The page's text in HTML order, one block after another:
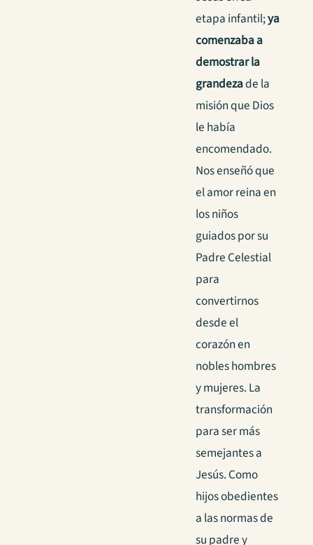
etapa infantil;ya
comenzaba a
demostrar la
grandezade la
misión que Dios
le había
encomendado.
Nos enseñó que
el amor reina en
los niños
guiados por su
Padre Celestial
para
convertirnos
desde el
corazón en
nobles hombres
y mujeres. La
transformación
para ser más
semejantes a
Jesús. Como
hijos obedientes
a las normas de
su padre y